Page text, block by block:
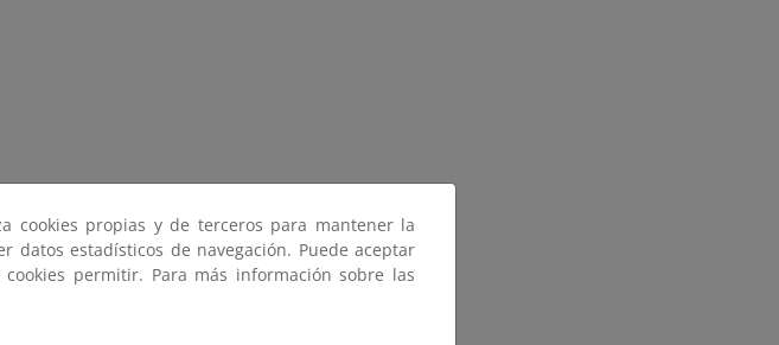
cookies propias y de terceros para mantener la
datos estadísticos de navegación. Puede aceptar
permitir. Para más información sobre las